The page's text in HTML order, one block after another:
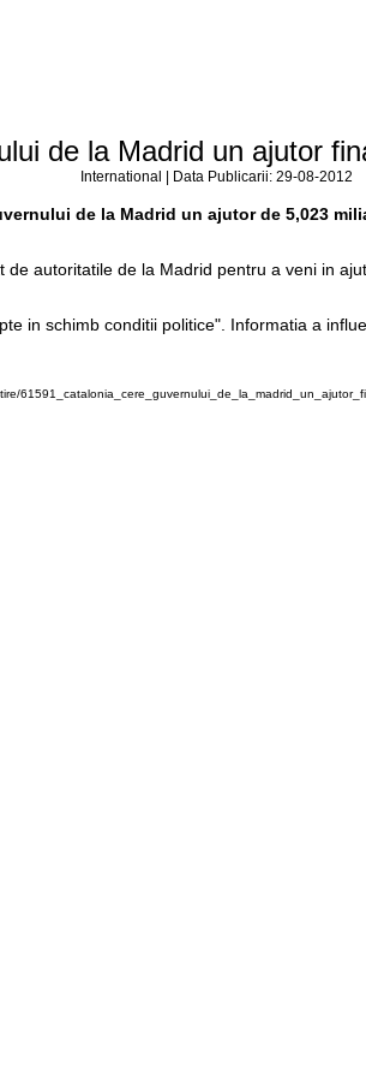
de la Madrid un ajutor
International | Data Publicarii: 29-08-2012
de la Madrid un ajutor de 5,023
autoritatile de la Madrid pentru a veni in
in schimb conditii politice". Informatia a